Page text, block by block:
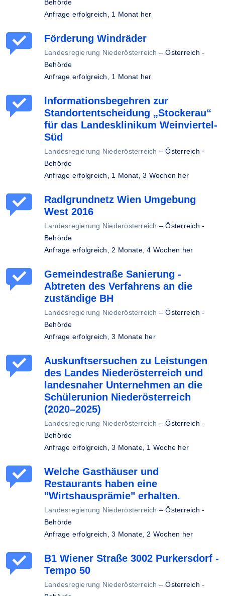
Behörde
Anfrage erfolgreich, 1 Monat her
Förderung Windräder
Landesregierung Niederösterreich –Österreich -
Behörde
Anfrage erfolgreich, 1 Monat her
Informationsbegehren zur
Standortentscheidung „Stockerau“
für das Landesklinikum Weinviertel-
Süd
Landesregierung Niederösterreich –Österreich -
Behörde
Anfrage erfolgreich, 1 Monat, 3 Wochen her
Radlgrundnetz Wien Umgebung
West 2016
Landesregierung Niederösterreich –Österreich -
Behörde
Anfrage erfolgreich, 2 Monate, 4 Wochen her
Gemeindestraße Sanierung -
Abtreten des Verfahrens an die
zuständige BH
Landesregierung Niederösterreich –Österreich -
Behörde
Anfrage erfolgreich,3 Monate her
Auskunftsersuchen zu Leistungen
des Landes Niederösterreich und
landesnaher Unternehmen an die
Schülerunion Niederösterreich
(2020–2025)
Landesregierung Niederösterreich –Österreich -
Behörde
Anfrage erfolgreich,3 Monate, 1 Woche her
Welche Gasthäuser und
Restaurants haben eine
"Wirtshausprämie" erhalten.
Landesregierung Niederösterreich –Österreich -
Behörde
Anfrage erfolgreich,3 Monate, 2 Wochen her
B1 Wiener Straße 3002 Purkersdorf -
Tempo 50
Landesregierung Niederösterreich –Österreich -